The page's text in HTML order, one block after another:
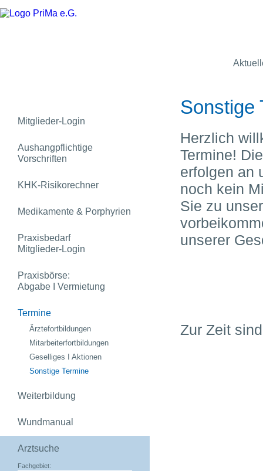
Mitglieder-Login
Aushangpflichtige
Vorschriften
KHK-Risikorechner
Medikamente & Porphyrien
Praxisbedarf
Mitglieder-Login
Praxisbörse:
Abgabe I Vermietung
Termine
Ärztefortbildungen
Mitarbeiterfortbildungen
Geselliges I Aktionen
Sonstige Termine
Weiterbildung
Wundmanual
Arztsuche
Fachgebiet:
Sonstige
Herzlich
Termine!
erfolgen an
noch kein
Sie zu
unserer
Zur Zeit